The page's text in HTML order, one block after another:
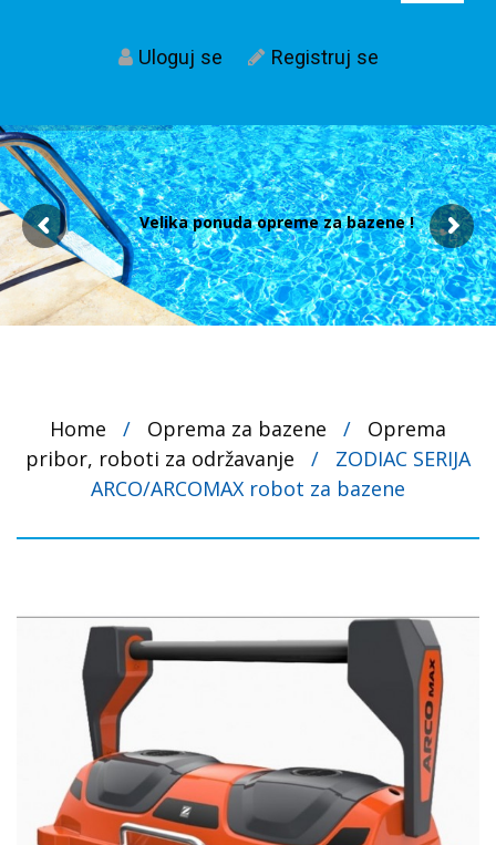
Uloguj se Registruj se
Velika ponuda opreme za bazene !
Home / Oprema za bazene /
Oprema
pribor, roboti za održavanje
/
ZODIAC SERIJA
ARCO/ARCOMAX robot za bazene